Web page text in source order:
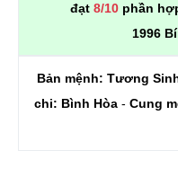
đạt 8/10phần
1996
Bản mệnh: Tương
chi: Bình Hòa- Cung